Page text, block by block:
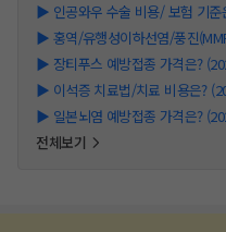
▶ 인공와우 수술 비용/ 보험 기준
▶ 홍역/유행성이하선염/풍진
▶ 장티푸스 예방접종 가격은?
▶ 이석증 치료법/치료 비용은?
▶ 일본뇌염 예방접종 가격은?
전체보기